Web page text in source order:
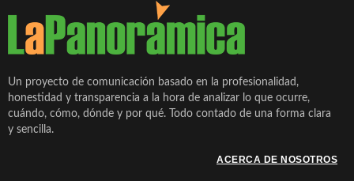
Un proyecto de comunicación basado en la profesionalidad,
honestidad y transparencia a la hora de analizar lo que ocurre,
cuándo, cómo, dónde y por qué. Todo contado de una forma clara
y sencilla.
ACERCA DE NOSOTROS